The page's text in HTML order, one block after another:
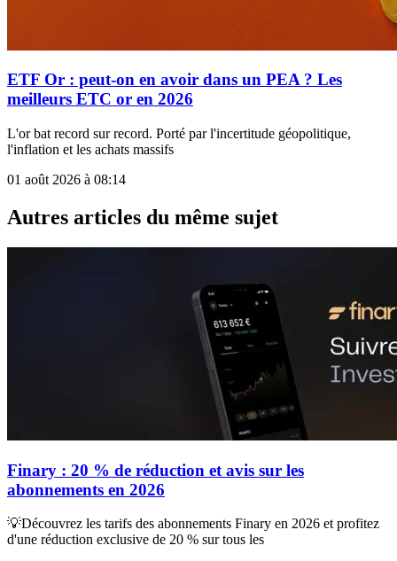
ETF Or : peut-on en avoir dans un PEA ? Les
meilleurs ETC or en 2026
L'or bat record sur record. Porté par l'incertitude géopolitique,
l'inflation et les achats massifs
01 août 2026 à 08:14
Autres articles du même sujet
Finary : 20 % de réduction et avis sur les
abonnements en 2026
💡Découvrez les tarifs des abonnements Finary en 2026 et profitez
d'une réduction exclusive de 20 % sur tous les